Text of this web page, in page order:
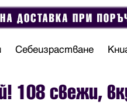
Себеизрастване
108 свежи,